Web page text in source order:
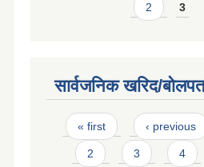
2 3
सार्वजनिक खरिद/
Pages
« first ‹ previous
2 3 4